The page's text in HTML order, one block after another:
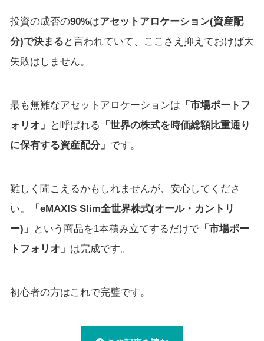
投資の成否の90%はアセットアロケーション(資産配
分)で決まる と言われていて、ここさえ抑えておけば大
失敗はしません。
最も無難なアセットアロケーションは 「市場ポートフ
ォリオ」
と呼ばれる
「世界の株式を時価総額比重通り
に保有する資産配分」 です。
難しく聞こえるかもしれませんが、安心してくださ
い。
「eMAXIS Slim全世界株式(オール・カントリ
ー)」
という商品を1本積み立てするだけで 「市場ポー
トフォリオ」 は完成です。
初心者の方はこれで完璧です。